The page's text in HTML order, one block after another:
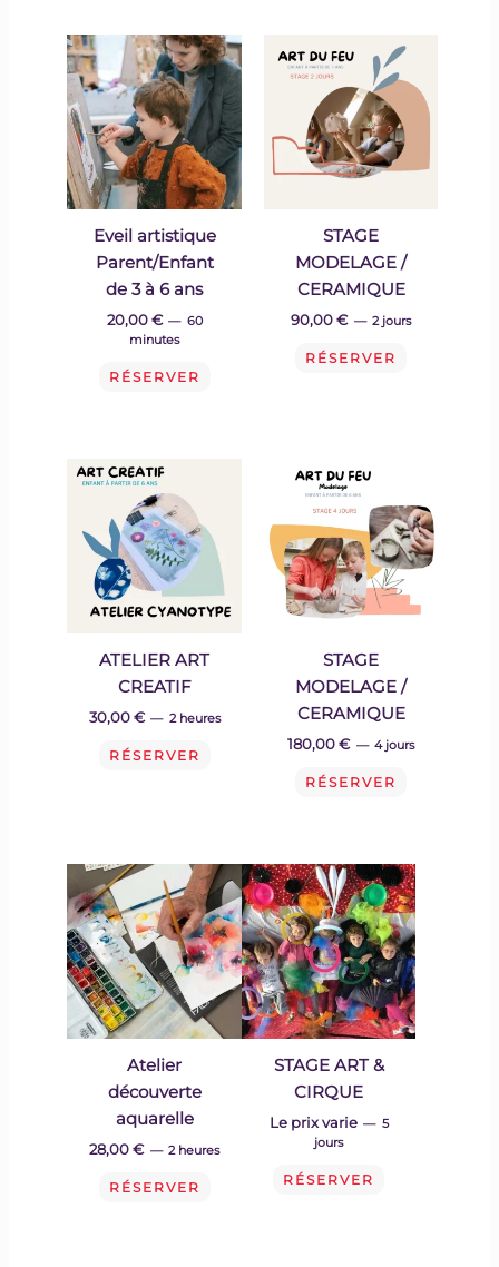
Eveil artistique
Parent/Enfant
de 3 à 6 ans
20,00€
60
minutes
RÉSERVER
STAGE
MODELAGE /
CERAMIQUE
90,00€ 2 jours
RÉSERVER
ATELIER ART
CREATIF
30,00€ 2 heures
RÉSERVER
STAGE
MODELAGE /
CERAMIQUE
180,00€ 4 jours
RÉSERVER
Atelier
découverte
aquarelle
28,00€ 2 heures
RÉSERVER
STAGE ART &
CIRQUE
Le prix varie
5
jours
RÉSERVER